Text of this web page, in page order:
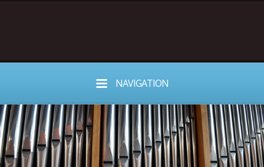
NAVIGATION